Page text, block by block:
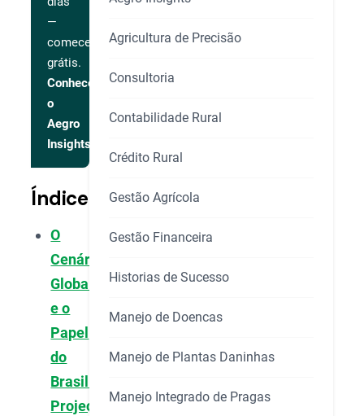
—
comece
grátis.
Conhecer
o
Aegro
Insights
Índice
O
Cenário
Global
e o
Papel
do
Brasil:
Projeções
Agricultura de Precisão
Consultoria
Contabilidade Rural
Crédito Rural
Gestão Agrícola
Gestão Financeira
Historias de Sucesso
Manejo de Doencas
Manejo de Plantas Daninhas
Manejo Integrado de Pragas